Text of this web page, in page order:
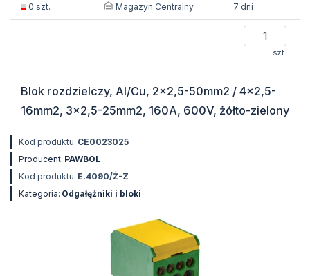
0 szt. Magazyn Centralny 7 dni
szt.
Blok rozdzielczy, Al/Cu, 2x2,5-50mm2 / 4x2,5-
16mm2, 3x2,5-25mm2, 160A, 600V, żółto-zielony
Kod produktu: CE0023025
Producent: PAWBOL
Kod produktu: E.4090/Ż-Z
Kategoria: Odgałęźniki i bloki